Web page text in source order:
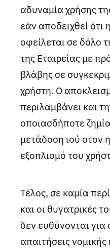
αδυναμία χρήσης
εάν αποδειχθεί ότι
οφείλεται σε δόλο
της Εταιρείας με
βλάβης σε
χρήστη. Ο
περιλαμβάνει και
οποιασδήποτε
μετάδοση ιού στον
εξοπλισμό του
Τέλος, σε καμία
και οι θυγατρικές
δεν ευθύνονται
απαιτήσεις